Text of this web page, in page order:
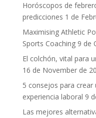
Horóscopos de
predicciones 1 de
Maximising Athletic
Sports Coaching 9 de
El colchón, vital para
16 de November de
5 consejos para crear
experiencia laboral 9
Las mejores